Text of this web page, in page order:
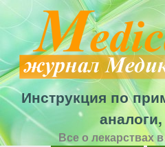
Перейти
к
основному
содержанию
Инструкция по
Все о лекарствах